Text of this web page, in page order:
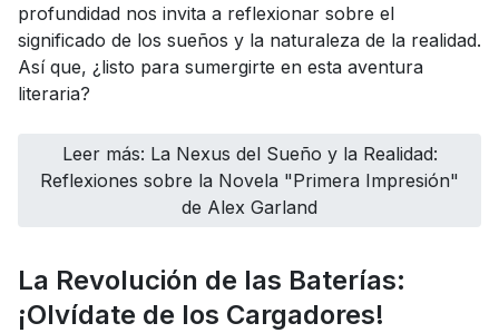
profundidad nos invita a reflexionar sobre el
significado de los sueños y la naturaleza de la realidad.
Así que, ¿listo para sumergirte en esta aventura
literaria?
Leer más: La Nexus del Sueño y la Realidad:
Reflexiones sobre la Novela "Primera Impresión"
de Alex Garland
La Revolución de las Baterías:
¡Olvídate de los Cargadores!